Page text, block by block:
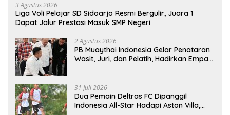
3 Agustus 2026
Liga Voli Pelajar SD Sidoarjo Resmi Bergulir, Juara 1
Dapat Jalur Prestasi Masuk SMP Negeri
2 Agustus 2026
PB Muaythai Indonesia Gelar Penataran
Wasit, Juri, dan Pelatih, Hadirkan Empat
31 Juli 2026
Dua Pemain Deltras FC Dipanggil
Indonesia All-Star Hadapi Aston Villa,